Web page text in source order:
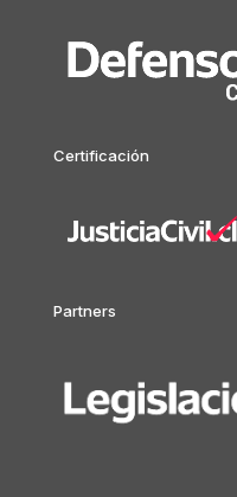
Certificación
Partners